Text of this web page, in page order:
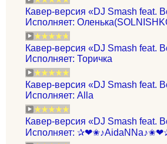
Кавер-версия «DJ Smash feat.
Исполняет:
Кавер-версия «DJ Smash feat.
Исполняет: Торичка
Кавер-версия «DJ Smash feat.
Исполняет: Alla
Кавер-версия «DJ Smash feat.
Исполняет: